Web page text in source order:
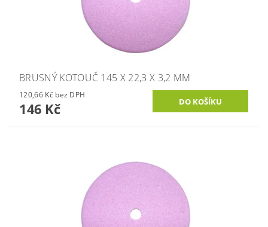
BRUSNÝ KOTOUČ 145 X 22,3 X 3,2 MM
120,66 Kč bez DPH
146 Kč